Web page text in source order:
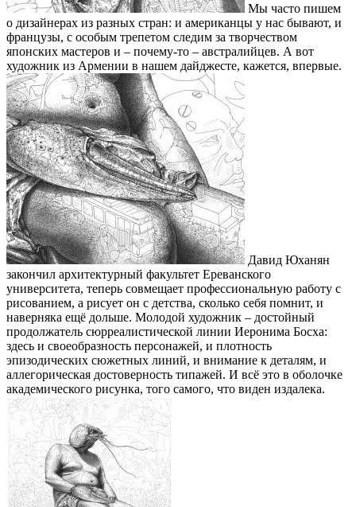
Мы часто пишем
о дизайнерах из разных стран: и американцы у нас бывают, и
французы, с особым трепетом следим за творчеством
японских мастеров и – почему-то – австралийцев. А вот
художник из Армении в нашем дайджесте, кажется, впервые.
Давид Юханян
закончил архитектурный факультет Ереванского
университета, теперь совмещает профессиональную работу с
рисованием, а рисует он с детства, сколько себя помнит, и
наверняка ещё дольше. Молодой художник – достойный
продолжатель сюрреалистической линии Иеронима Босха:
здесь и своеобразность персонажей, и плотность
эпизодических сюжетных линий, и внимание к деталям, и
аллегорическая достоверность типажей. И всё это в оболочке
академического рисунка, того самого, что виден издалека.